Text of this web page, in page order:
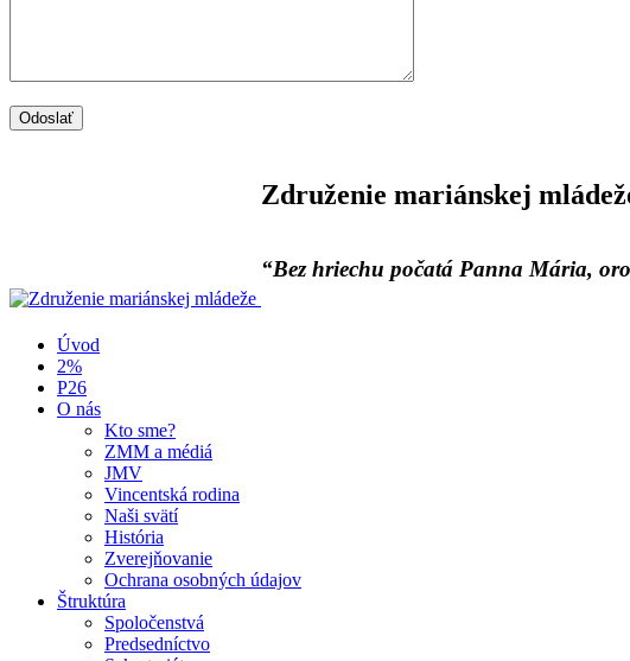
Združenie mariánskej
“Bez hriechu počatá Panna Mária,
Úvod
2%
P26
O nás
Kto sme?
ZMM a médiá
JMV
Vincentská rodina
Naši svätí
História
Zverejňovanie
Ochrana osobných údajov
Štruktúra
Spoločenstvá
Predsedníctvo